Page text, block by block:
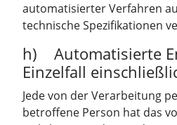
automatisierter Verfahren
technische Spezifikationen
h) Automatisierte
Einzelfall
Jede von der Verarbeitung
betroffene Person hat das